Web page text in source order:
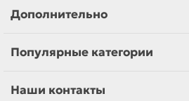
Дополнительно
Популярные категории
Наши контакты